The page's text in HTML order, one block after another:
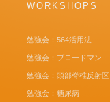
WORKSHOPS
勉強会：564活用法
勉強会：ブロードマン
勉強会：頭部脊椎反射区
勉強会：糖尿病